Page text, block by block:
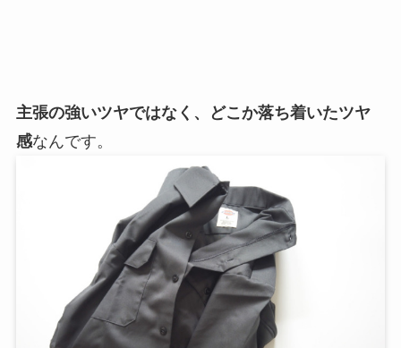
主張の強いツヤではなく、どこか落ち着いたツヤ
感なんです。